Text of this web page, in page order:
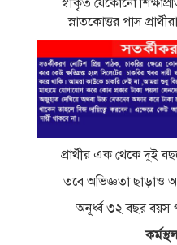
স্নাতকোত্তর পাস
প্রার্থীর এক থেকে দুই
তবে অভিজ্ঞতা ছাড়াও
অনূর্ধ্ব ৩২ বছর বয়স